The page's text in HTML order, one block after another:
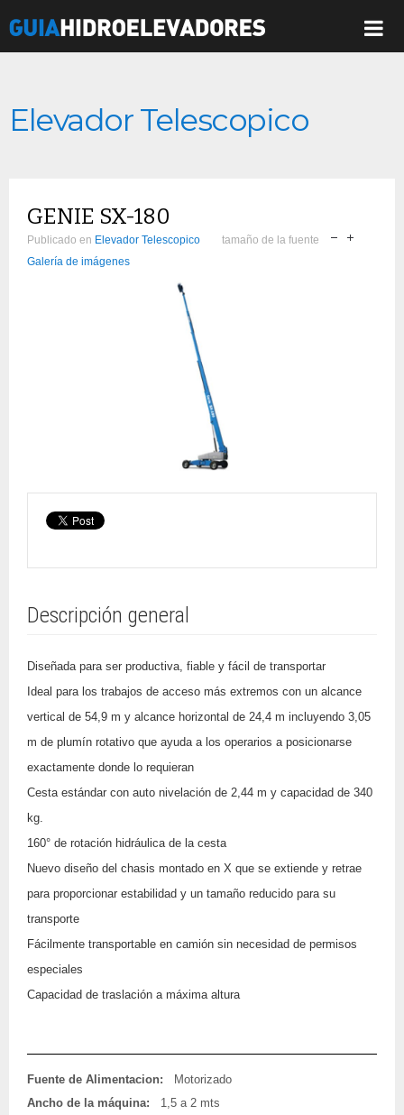
Elevador Telescopico
GENIE SX-180
Publicado en Elevador Telescopico
tamaño de la fuente
Galería de imágenes
Descripción general
Diseñada para ser productiva, fiable y fácil de transportar
Ideal para los trabajos de acceso más extremos con un alcance
vertical de 54,9 m y alcance horizontal de 24,4 m incluyendo 3,05
m de plumín rotativo que ayuda a los operarios a posicionarse
exactamente donde lo requieran
Cesta estándar con auto nivelación de 2,44 m y capacidad de 340
kg.
160° de rotación hidráulica de la cesta
Nuevo diseño del chasis montado en X que se extiende y retrae
para proporcionar estabilidad y un tamaño reducido para su
transporte
Fácilmente transportable en camión sin necesidad de permisos
especiales
Capacidad de traslación a máxima altura
Fuente de Alimentacion:
Motorizado
Ancho de la máquina:
1,5 a 2 mts